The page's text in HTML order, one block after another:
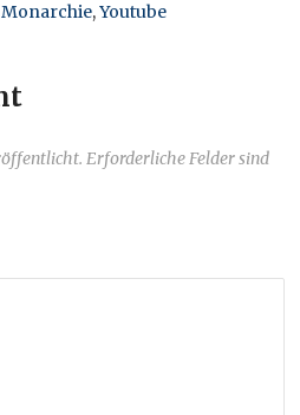
Monarchie,Youtube
Erforderliche Felder sind